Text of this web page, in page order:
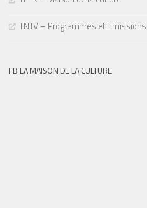
TNTV – Programmes et Emissions
FB LA MAISON DE LA CULTURE